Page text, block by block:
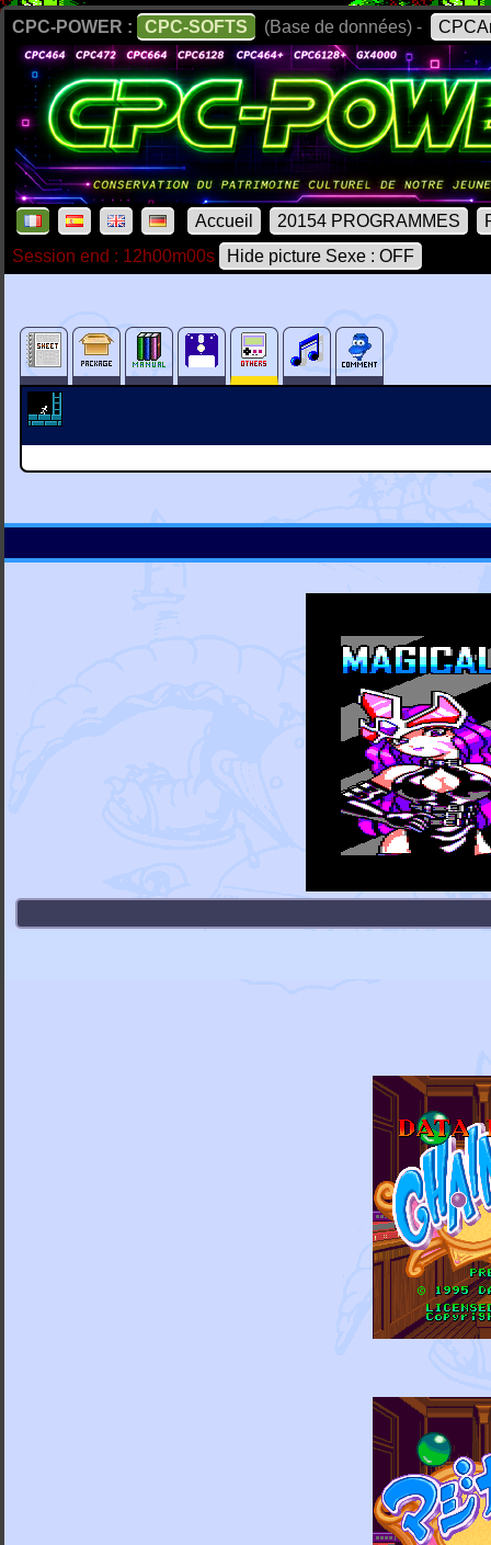
CPC-POWER : CPC-SOFTS (Base de données) -
Accueil 20154 PROGRAMMES
Session end : 12h00m00s
Hide picture Sexe : OFF